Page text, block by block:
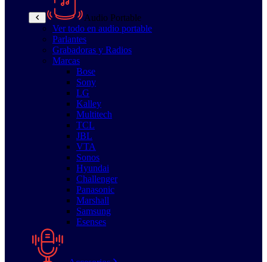
Audio Portable
Ver todo en audio portable
Parlantes
Grabadoras y Radios
Marcas
Bose
Sony
LG
Kalley
Multitech
TCL
JBL
VTA
Sonos
Hyundai
Challenger
Panasonic
Marshall
Samsung
Esenses